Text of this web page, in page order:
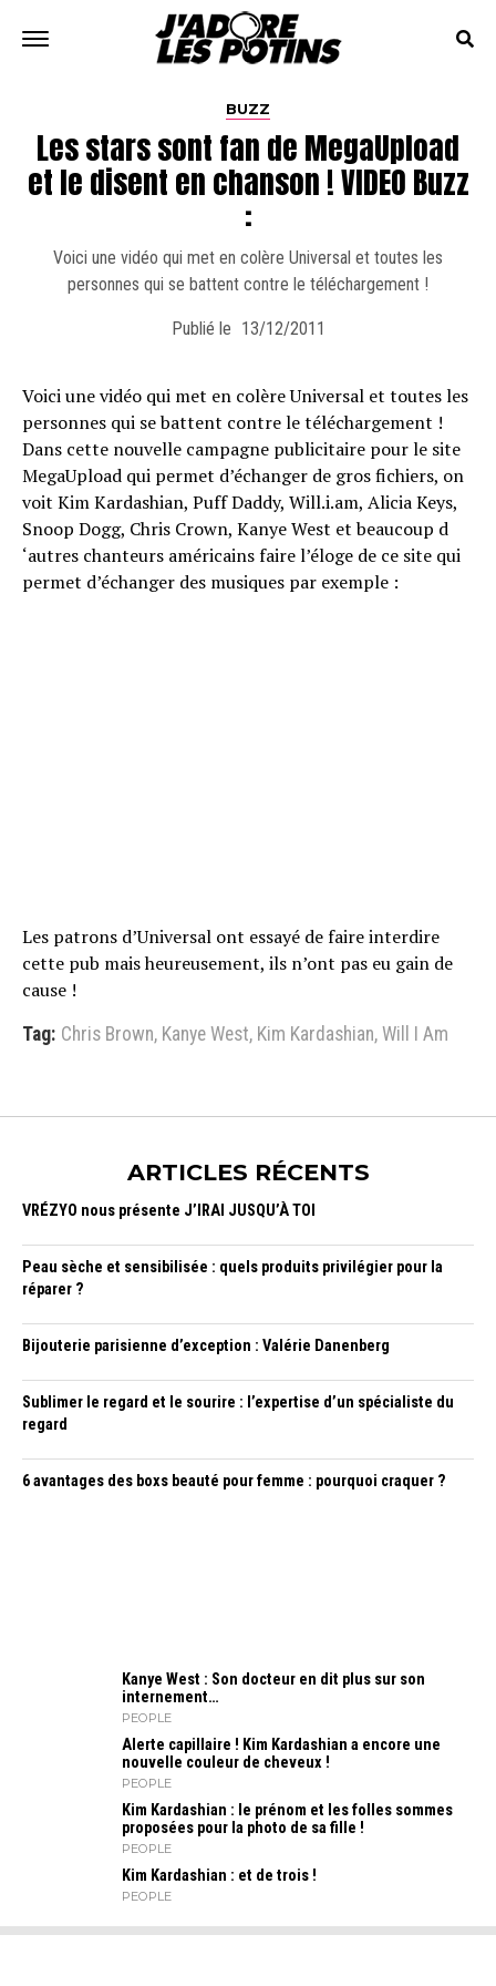
BUZZ
Les stars sont fan de MegaUpload
et le disent en chanson ! VIDEO Buzz
:
Voici une vidéo qui met en colère Universal et toutes les
personnes qui se battent contre le téléchargement !
Publié le 13/12/2011
Voici une vidéo qui met en colère Universal et toutes les
personnes qui se battent contre le téléchargement !
Dans cette nouvelle campagne publicitaire pour le site
MegaUpload qui permet d’échanger de gros fichiers, on
voit Kim Kardashian, Puff Daddy, Will.i.am, Alicia Keys,
Snoop Dogg, Chris Crown, Kanye West et beaucoup d
‘autres chanteurs américains faire l’éloge de ce site qui
permet d’échanger des musiques par exemple :
Les patrons d’Universal ont essayé de faire interdire
cette pub mais heureusement, ils n’ont pas eu gain de
cause !
Tag: Chris Brown, Kanye West, Kim Kardashian, Will I Am
ARTICLES RÉCENTS
VRÉZYO nous présente J’IRAI JUSQU’À TOI
Peau sèche et sensibilisée : quels produits privilégier pour la
réparer ?
Bijouterie parisienne d’exception : Valérie Danenberg
Sublimer le regard et le sourire : l’expertise d’un spécialiste du
regard
6 avantages des boxs beauté pour femme : pourquoi craquer ?
Kanye West : Son docteur en dit plus sur son
internement…
PEOPLE
Alerte capillaire ! Kim Kardashian a encore une
nouvelle couleur de cheveux !
PEOPLE
Kim Kardashian : le prénom et les folles sommes
proposées pour la photo de sa fille !
PEOPLE
Kim Kardashian : et de trois !
PEOPLE